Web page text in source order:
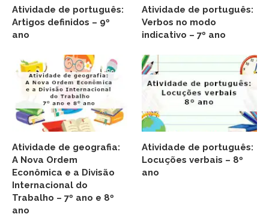
Atividade de português:
Artigos definidos – 9º
ano
Atividade de português:
Verbos no modo
indicativo – 7º ano
Atividade de geografia:
A Nova Ordem
Econômica e a Divisão
Internacional do
Trabalho – 7º ano e 8º
ano
Atividade de português:
Locuções verbais – 8º
ano